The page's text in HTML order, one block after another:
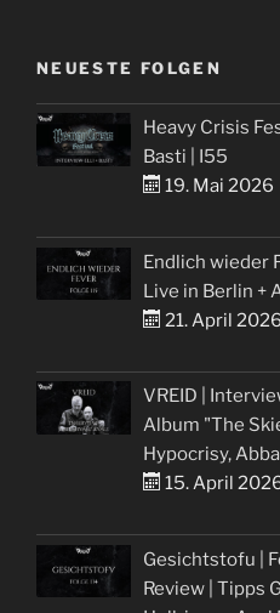
NEUESTE FOLGEN
Heavy Crisis
Basti | I55
19. Mai 2026
Endlich wieder
Live in Berlin +
21. April 2026
VREID |
Album "The
Hypocrisy,
15. April
Gesichtstofu |
Review | Tipps